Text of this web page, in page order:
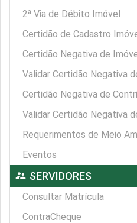
2ª Via de Débito Imóvel
Certidão de Cadastro
Certidão Negativa de
Validar Certidão Negativa
Certidão Negativa de
Validar Certidão Negativa
Requerimentos de Meio
Eventos
supervisor_account SERVIDORES
Consultar Matrícula
ContraCheque